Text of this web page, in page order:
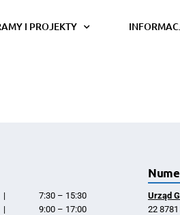
I PROJEKTY
|
7:30 – 15:30
|
9:00 – 17:00
Urząd
22